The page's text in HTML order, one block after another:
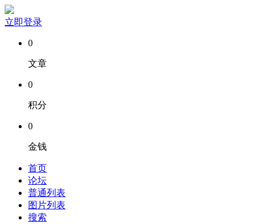
立即登录
0
文章
0
积分
0
金钱
首页
论坛
普通列表
图片列表
搜索